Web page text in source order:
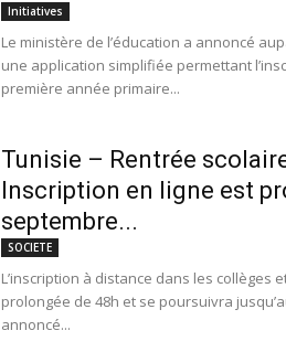
Initiatives
Le ministère de l’éducation a annoncé
une application simplifiée permettant
première année primaire...
Tunisie – Rentrée
Inscription en ligne est
septembre...
SOCIETE
L’inscription à distance dans les collèges
prolongée de 48h et se poursuivra
annoncé...